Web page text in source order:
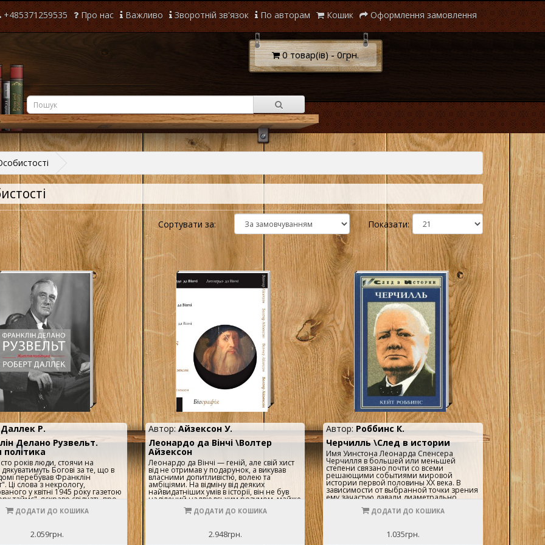
+485371259535 Про нас Важливо Зворотній зв'язок По авторам Кошик Оформлення замовлення
0 товар(ів) - 0грн.
Сортувати за: Показати:
Даллек Р.
Делано Рузвельт.
сто років люди, стоячи на
дякуватимуть Богові за те, що в
перебував Франклін
Ці слова з некрологу,
у квітні 1945 року газетою
таймс", яскраво свідчать про
постаті видатного президента в
та світовій історії. Саме
в історії економічну кризу
ДОДАТИ ДО КОШИКА
2.059грн.
Автор:Айзексон У.
Леонардо да Вінчі \Волтер
Айзексон
Леонардо да Вінчі — геній, але свій хист
від не отримав у подарунок, а викував
власними допитливістю, волею та
амбіціями. На відміну від деяких
найвидатніших умів в історії, він не був
наділений надлюдським розумом, майже
не здобув формальної освіти, ледве-
ледве розумів латину й до пуття так і не
доробок ледь сягнув 15 полотен, та
ДОДАТИ ДО КОШИКА
2.948грн.
Автор:Роббинс К.
Черчилль \След в истории
Имя Уинстона Леонарда Спенсера
Черчилля в большей или меньшей
степени связано почти со всеми
решающими событиями мировой
истории первой половины XX века. В
зависимости от выбранной точки зрения
ему зачастую давали диаметрально
столь же часто эти оценки —
Предлагаемая книга поможет составить
более объективный взгляд на Уинстона
ДОДАТИ ДО КОШИКА
1.035грн.